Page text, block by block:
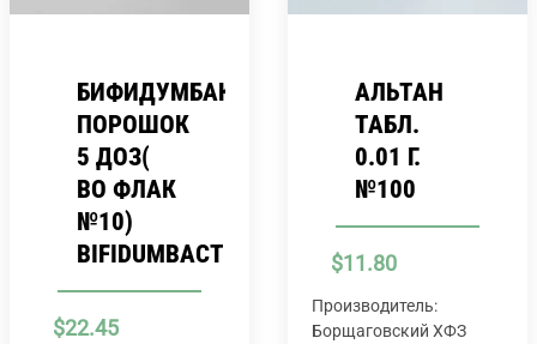
БИФИДУМБАКТЕРИН
ПОРОШОК
5 ДОЗ(
ВО ФЛАК
№10)
BIFIDUMBACTERINUM
$22.45
АЛЬТАН
ТАБЛ.
0.01 Г.
№100
$11.80
Производитель:
Борщаговский ХФЗ